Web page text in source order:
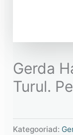
Gerda
Turul.
Kategooriad: